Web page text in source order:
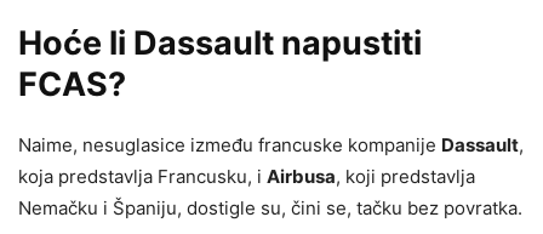
Hoće li Dassault napustiti
FCAS?
Naime, nesuglasice između francuske kompanije Dassault,
koja predstavlja Francusku, i Airbusa, koji predstavlja
Nemačku i Španiju, dostigle su, čini se, tačku bez povratka.